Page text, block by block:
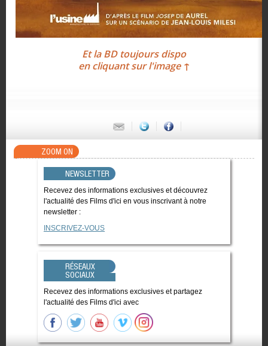
Et la BD toujours dispo
en cliquant sur l'image ↑
ZOOM ON
NEWSLETTER
Recevez des informations exclusives et découvrez
l'actualité des Films d'ici en vous inscrivant à notre
newsletter :
INSCRIVEZ-VOUS
RÉSEAUX
SOCIAUX
Recevez des informations exclusives et partagez
l'actualité des Films d'ici avec